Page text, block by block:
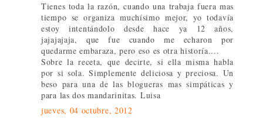
Tienes toda la razón, cuando una trabaja fuera mas
tiempo se organiza muchísimo mejor, yo todavía
estoy intentándolo desde hace ya 12 años,
jajajajaja, que fue cuando me echaron por
quedarme embaraza, pero eso es otra historía....
Sobre la receta, que decirte, si ella misma habla
por si sola. Simplemente deliciosa y preciosa. Un
beso para una de las blogueras mas simpáticas y
para las dos mandarinitas. Luisa
jueves, 04 octubre, 2012